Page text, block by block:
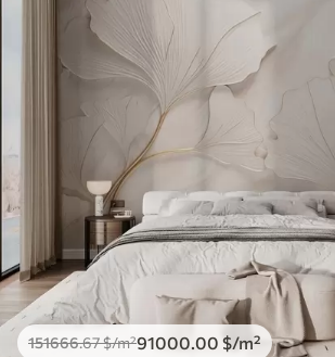
151666.67$/m²91000.00 $/m²